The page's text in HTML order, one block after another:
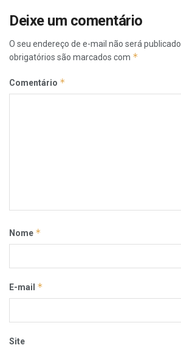
Deixe um comentário
O seu endereço de e-mail não será publicado.
obrigatórios são marcados com *
Comentário *
Nome *
E-mail *
Site